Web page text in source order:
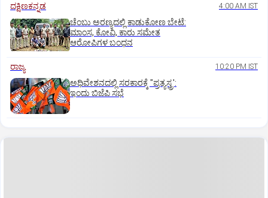
ದಕ್ಷಿಣಕನ್ನಡ 4:00 AM IST
ಚೆಂಬು ಅರಣ್ಯದಲ್ಲಿ ಕಾಡುಕೋಣ ಬೇಟೆ:
ಮಾಂಸ, ಕೋವಿ, ಕಾರು ಸಮೇತ
ಆರೋಪಿಗಳ ಬಂಧನ
ರಾಜ್ಯ 10:20 PM IST
ಅಧಿವೇಶನದಲ್ಲಿ ಸರಕಾರಕ್ಕೆ "ಪ್ರತ್ಯಸ್ತ್ರ':
ಇಂದು ಬಿಜೆಪಿ ಸಭೆ